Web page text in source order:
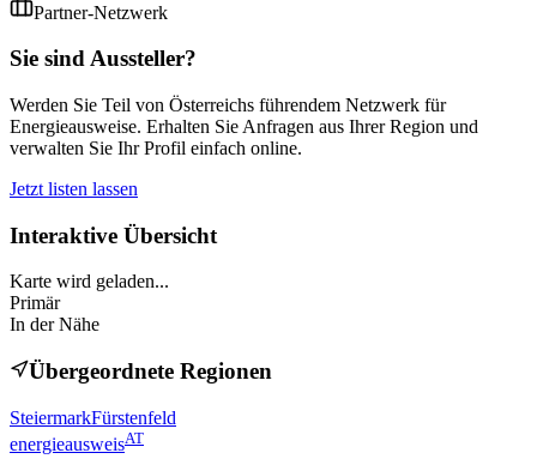
Partner-Netzwerk
Sie sind Aussteller?
Werden Sie Teil von Österreichs führendem Netzwerk für
Energieausweise. Erhalten Sie Anfragen aus Ihrer Region und
verwalten Sie Ihr Profil einfach online.
Jetzt listen lassen
Interaktive Übersicht
Karte wird geladen...
Primär
In der Nähe
Übergeordnete Regionen
SteiermarkFürstenfeld
energieausweisAT